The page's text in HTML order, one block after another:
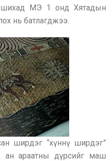
МЭ 1 онд Хятадын
нь батлагджээ.
ширдэг “хүннү ширдэг”
ан араатны дүрсийг маш